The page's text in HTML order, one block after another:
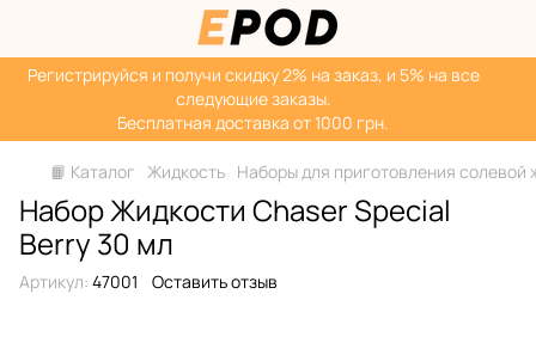
Регистрируйся‌ и получи скидку 2% на заказ, и 5% на все
следующие заказы.
Бесплатная доставка от 1000 грн.
📙 Каталог Жидкость Наборы для приготовления солевой
Набор Жидкости Chaser Special
Berrу 30 мл
Артикул: 47001 Оставить отзыв